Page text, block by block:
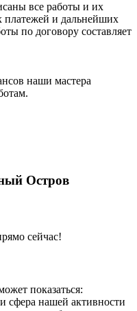
все работы и их
платежей и дальнейших
по договору составляет
наши мастера
Остров
сейчас!
показаться:
сфера нашей активности